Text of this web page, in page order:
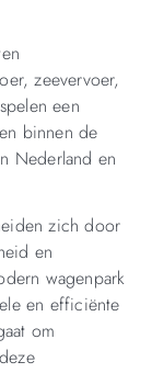
zeevervoer,
een
binnen de
Nederland en
zich door
en
wagenpark
en efficiënte
om